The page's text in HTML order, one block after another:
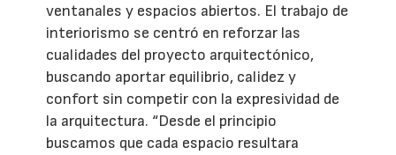
ventanales y espacios abiertos. El trabajo de
interiorismo se centró en reforzar las
cualidades del proyecto arquitectónico,
buscando aportar equilibrio, calidez y
confort sin competir con la expresividad de
la arquitectura. “Desde el principio
buscamos que cada espacio resultara